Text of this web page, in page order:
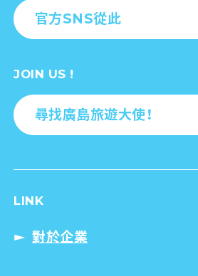
官方SNS從此
JOIN US !
尋找廣島旅遊大使！
LINK
對於企業